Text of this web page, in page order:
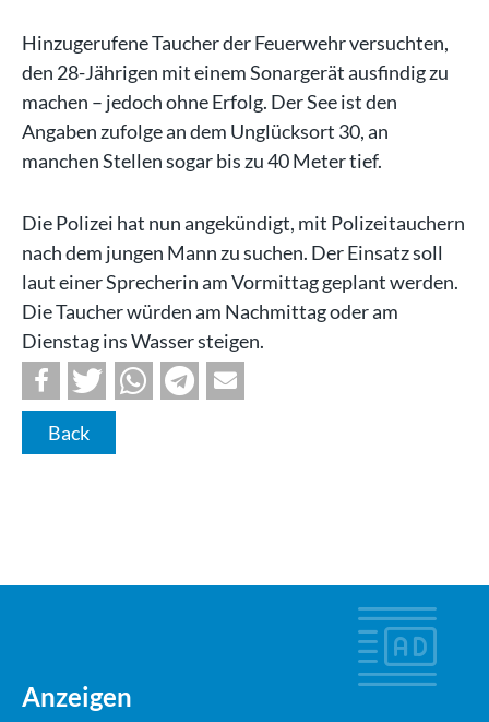
Hinzugerufene Taucher der Feuerwehr versuchten,
den 28-Jährigen mit einem Sonargerät ausfindig zu
machen – jedoch ohne Erfolg. Der See ist den
Angaben zufolge an dem Unglücksort 30, an
manchen Stellen sogar bis zu 40 Meter tief.
Die Polizei hat nun angekündigt, mit Polizeitauchern
nach dem jungen Mann zu suchen. Der Einsatz soll
laut einer Sprecherin am Vormittag geplant werden.
Die Taucher würden am Nachmittag oder am
Dienstag ins Wasser steigen.
Back
Anzeigen